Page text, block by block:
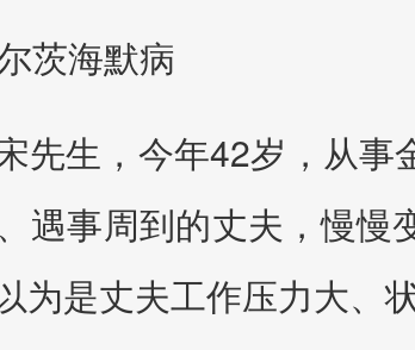
茨海默病
先生，今年42岁，从
遇事周到的丈夫，慢
为是丈夫工作压力大、